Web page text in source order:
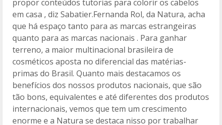
propor conteúdos tutorias para colorir os cabelos
em casa , diz Sabatier.Fernanda Rol, da Natura, acha
que há espaço tanto para as marcas estrangeiras
quanto para as marcas nacionais . Para ganhar
terreno, a maior multinacional brasileira de
cosméticos aposta no diferencial das matérias-
primas do Brasil. Quanto mais destacamos os
benefícios dos nossos produtos nacionais, que são
tão bons, equivalentes e até diferentes dos produtos
internacionais, vemos que tem um crescimento
enorme e a Natura se destaca nisso por trabalhar